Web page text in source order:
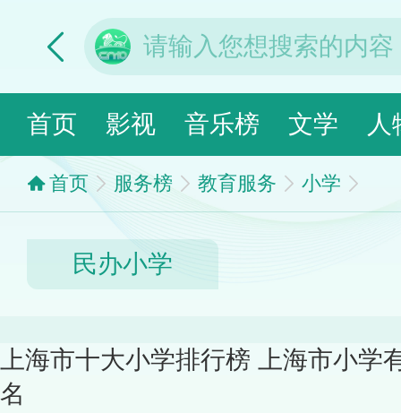
首页 影视 音乐榜 文学 人
首页 服务榜 教育服务 小学
民办小学
上海市十大小学排行榜 上海市小学
名